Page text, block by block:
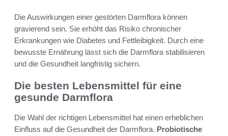
Die Auswirkungen einer gestörten Darmflora können
gravierend sein. Sie erhöht das Risiko chronischer
Erkrankungen wie Diabetes und Fettleibigkeit. Durch eine
bewusste Ernährung lässt sich die Darmflora stabilisieren
und die Gesundheit langfristig sichern.
Die besten Lebensmittel für eine
gesunde Darmflora
Die Wahl der richtigen Lebensmittel hat einen erheblichen
Einfluss auf die Gesundheit der Darmflora. Probiotische